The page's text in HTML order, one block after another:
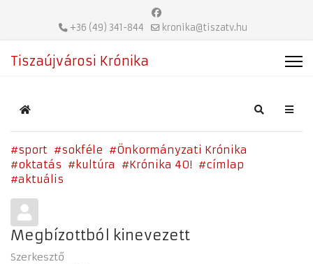
+36 (49) 341-844 kronika@tiszatv.hu
Tiszaújvárosi Krónika
Home Search
sport sokféle
Önkormányzati Krónika
oktatás
kultúra Krónika 40!
címlap
aktuális
Megbízottból kinevezett
Szerkesztő